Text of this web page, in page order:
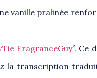
vanille pralinée
FragranceGuy”. Ce
la transcription